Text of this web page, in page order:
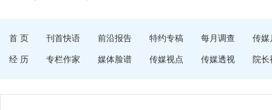
首 页 刊首快语 前沿报告 特约专稿 每月调查 传媒
经 历 专栏作家 媒体脸谱 传媒视点 传媒透视 院长